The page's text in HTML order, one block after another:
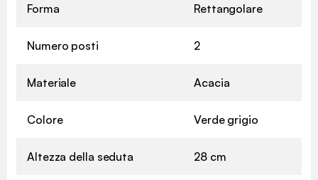
Forma Rettangolare
Numero posti 2
Materiale Acacia
Colore Verde grigio
Altezza della seduta 28 cm